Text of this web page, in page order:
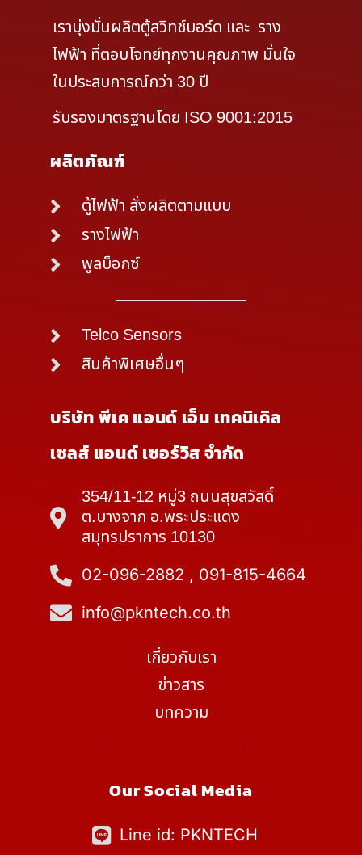
เรามุ่งมั่นผลิตตู้สวิทช์บอร์ด และ ราง
ไฟฟ้า ที่ตอบโจทย์ทุกงานคุณภาพ มั่นใจ
ในประสบการณ์กว่า 30 ปี
รับรองมาตรฐานโดย ISO 9001:2015
ผลิตภัณฑ์
ตู้ไฟฟ้า สั่งผลิตตามแบบ
รางไฟฟ้า
พูลบ็อกซ์
Telco Sensors
สินค้าพิเศษอื่นๆ
บริษัท พีเค แอนด์ เอ็น เทคนิเคิล
เซลส์ แอนด์ เซอร์วิส จำกัด
354/11-12 หมู่3 ถนนสุขสวัสดิ์
ต.บางจาก อ.พระประแดง
สมุทรปราการ 10130
02-096-2882 , 091-815-4664
info@pkntech.co.th
เกี่ยวกับเรา
ข่าวสาร
บทความ
Our Social Media
Line id: PKNTECH